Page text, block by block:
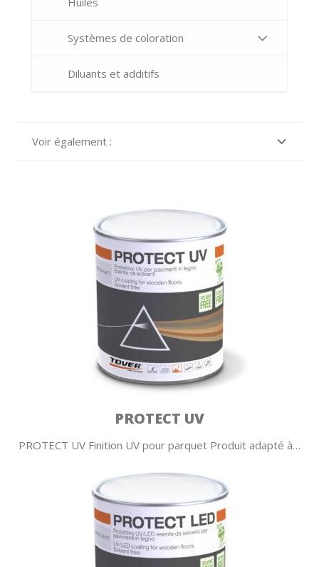
Systèmes de coloration
Diluants et additifs
Voir également :
PROTECT UV
PROTECT UV Finition UV pour parquet Produit adapté à…